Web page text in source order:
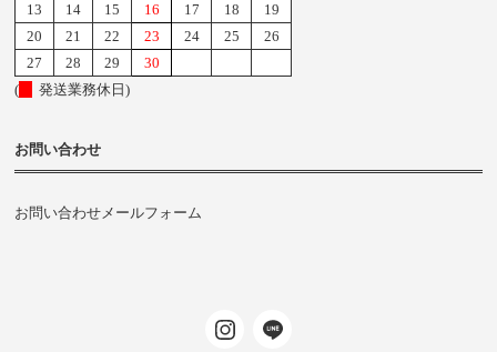
13
14 15 16 17 18
19
20
21 22 23 24 25
26
27
28 29
30
(
発送業務休日)
お問い合わせ
お問い合わせメールフォーム